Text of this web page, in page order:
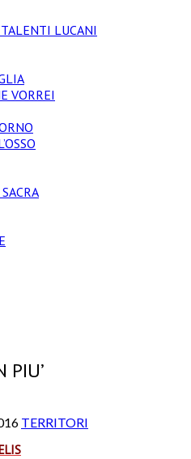
LUCANI
VORREI
PIU’
TERRITORI